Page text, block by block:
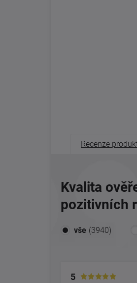
Recenze
Kvalita
pozitivních
vše (3940)
5